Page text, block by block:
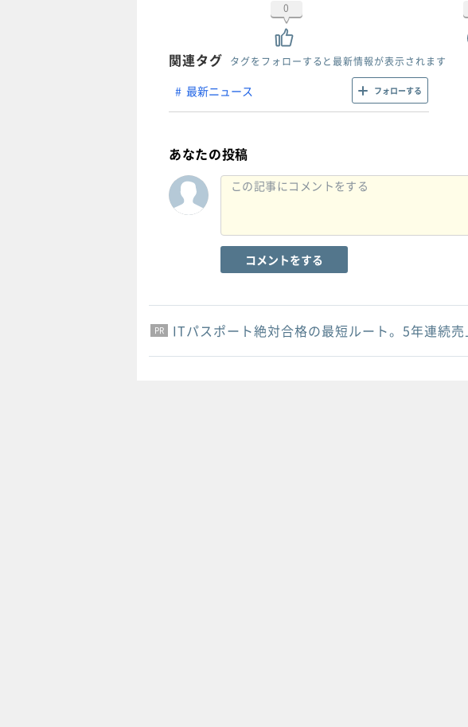
0
関連タグ タグをフォローすると最新情報が表示されます
最新ニュース フォローする
あなたの投稿
コメントをする
PR
PR
PR ITパスポート絶対合格の最短ルート。5年連続